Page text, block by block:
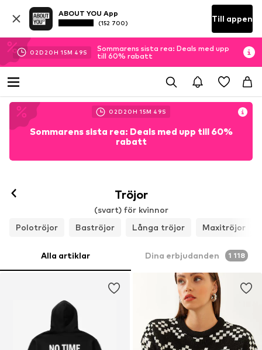
ABOUT YOU App
(152 700) Till appen
02D 20H 15M 47S
Sommarens sista rea: Deals med upp
till 60% rabatt
02D 20H 15M 47S
Sommarens sista rea: Deals med upp till 60%
rabatt
Tröjor
(svart) för kvinnor
Polotröjor
Baströjor Långa tröjor Maxitröjor
Alla artiklar Dina erbjudanden 1 118